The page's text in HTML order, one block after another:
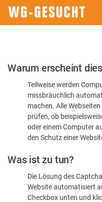
Bitte
dass
sind
Warum erscheint
Teilweise werden
missbräuchlich
machen. Alle
prüfen, ob
oder einem Computer
den Schutz einer
Was ist zu tun?
Die Lösung des
Website automatisiert
Checkbox unten und